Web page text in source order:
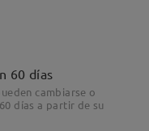
60 días
cambiarse o
días a partir de su